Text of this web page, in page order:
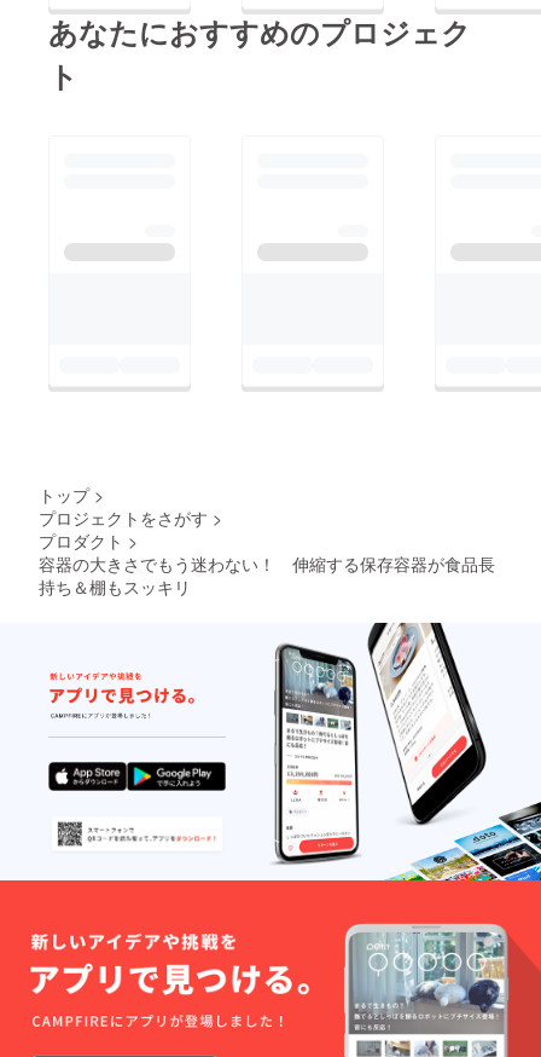
あなたにおすすめのプロジェク
ト
トップ >
プロジェクトをさがす >
プロダクト >
容器の大きさでもう迷わない！ 伸縮する保存容器が食品長
持ち＆棚もスッキリ